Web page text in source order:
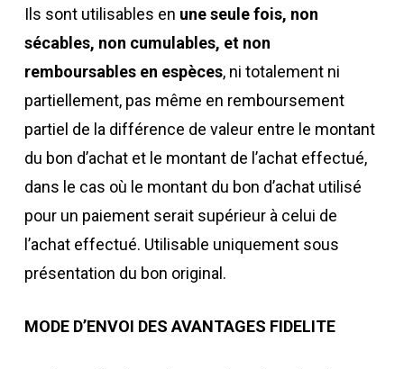
Ils sont utilisables en une seule fois, non
sécables, non cumulables, et non
remboursables en espèces, ni totalement ni
partiellement, pas même en remboursement
partiel de la différence de valeur entre le montant
du bon d’achat et le montant de l’achat effectué,
dans le cas où le montant du bon d’achat utilisé
pour un paiement serait supérieur à celui de
l’achat effectué. Utilisable uniquement sous
présentation du bon original.
MODE D’ENVOI DES AVANTAGES FIDELITE